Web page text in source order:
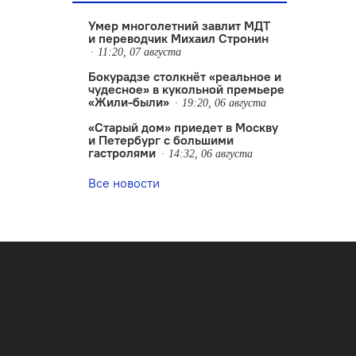
Умер многолетний завлит МДТ
и переводчик Михаил Стронин
11:20, 07 августа
Бокурадзе столкнëт «реальное и
чудесное» в кукольной премьере
«Жили-были»
19:20, 06 августа
«Старый дом» приедет в Москву
и Петербург с большими
гастролями
14:32, 06 августа
Все новости